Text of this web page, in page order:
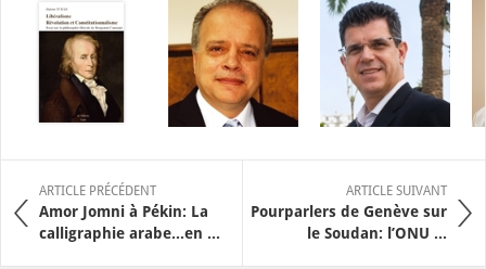
ARTICLE PRÉCÉDENT
Amor Jomni à Pékin: La
calligraphie arabe…en ...
ARTICLE SUIVANT
Pourparlers de Genève sur
le Soudan: l’ONU ...